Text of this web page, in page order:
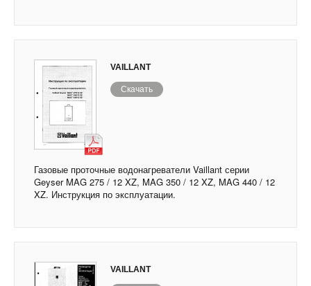
VAILLANT
Скачать
Газовые проточные водонагреватели Vaillant серии
Geyser MAG 275 / 12 XZ, MAG 350 / 12 XZ, MAG 440 / 12
XZ. Инструкция по эксплуатации.
VAILLANT